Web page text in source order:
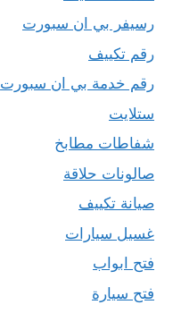
رسيفر بي ان سبورت
رقم تكييف
رقم خدمة بي ان سبورت
ستلايت
شفاطات مطابخ
صالونات حلاقة
صيانة تكييف
غسيل سيارات
فتح ابواب
فتح سيارة